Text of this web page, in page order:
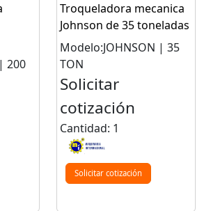
200
Troqueladora mecanica
Johnson de 35 toneladas
Modelo:JOHNSON | 35
TON
Solicitar
cotización
Cantidad: 1
Solicitar cotización